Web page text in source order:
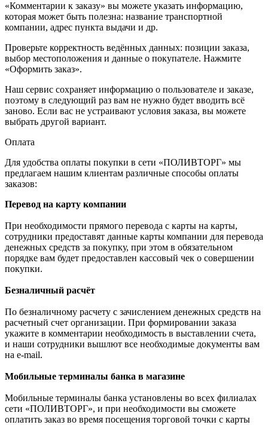
«Комментарии к заказу» вы можете указать информацию,
которая может быть полезна: название транспортной
компании, адрес пункта выдачи и др.
Проверьте корректность ведённых данных: позиции заказа,
выбор местоположения и данные о покупателе. Нажмите
«Оформить заказ».
Наш сервис сохраняет информацию о пользователе и заказе,
поэтому в следующий раз вам не нужно будет вводить всё
заново. Если вас не устраивают условия заказа, вы можете
выбрать другой вариант.
Оплата
Для удобства оплаты покупки в сети «ПОЛИВТОРГ» мы
предлагаем нашим клиентам различные способы оплаты
заказов:
Перевод на карту компании
При необходимости прямого перевода с карты на карты,
сотрудники предоставят данные карты компании для перевода
денежных средств за покупку, при этом в обязательном
порядке вам будет предоставлен кассовый чек о совершении
покупки.
Безналичный расчёт
По безналичному расчету с зачислением денежных средств на
расчетный счет организации. При формировании заказа
укажите в комментарии необходимость в выставлении счета,
и наши сотрудники вышлют все необходимые документы вам
на e-mail.
Мобильные терминалы банка в магазине
Мобильные терминалы банка установлены во всех филиалах
сети «ПОЛИВТОРГ», и при необходимости вы сможете
оплатить заказ во время посещения торговой точки с карты